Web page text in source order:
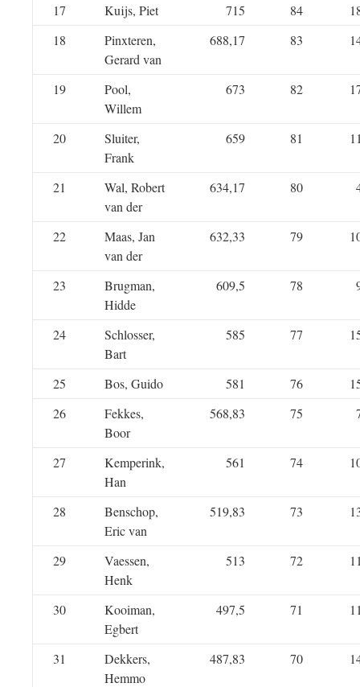
17 Kuijs, Piet 715 84
18
Pinxteren,
Gerard van
688,17 83
19
Pool,
Willem
673 82
20
Sluiter,
Frank
659 81
21
Wal, Robert
van der
634,17 80
22
Maas, Jan
van der
632,33 79
23
Brugman,
Hidde
609,5 78
24
Schlosser,
Bart
585 77
25 Bos, Guido 581 76
26
Fekkes,
Boor
568,83 75
27
Kemperink,
Han
561 74
28
Benschop,
Eric van
519,83 73
29
Vaessen,
Henk
513 72
30
Kooiman,
Egbert
497,5 71
31
Dekkers,
Hemmo
487,83 70